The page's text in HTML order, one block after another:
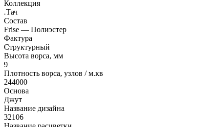
Коллекция
.Тач
Состав
Frise — Полиэстер
Фактура
Структурный
Высота ворса, мм
9
Плотность ворса, узлов / м.кв
244000
Основа
Джут
Название дизайна
32106